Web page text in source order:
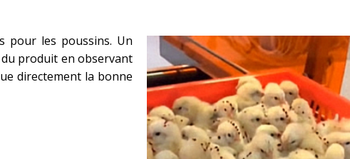
pour les poussins. Un
produit en observant
directement la bonne